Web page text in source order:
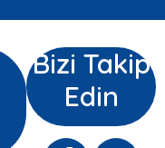
Bizi Takip
Edin